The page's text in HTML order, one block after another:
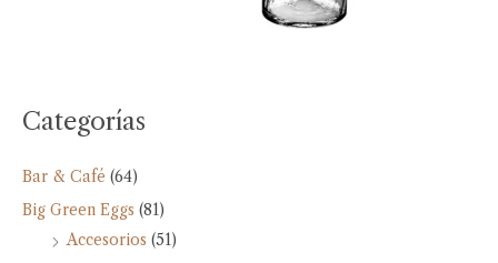
Categorías
Bar & Café (64)
Big Green Eggs (81)
Accesorios (51)